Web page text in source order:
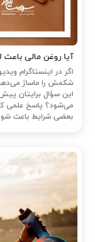
آیا روغن مالی
اگر در اینستاگرام
شکمش را ماساژ
این سؤال برایتان
می‌شود؟ پاسخ علمی
بعضی شرایط باعث